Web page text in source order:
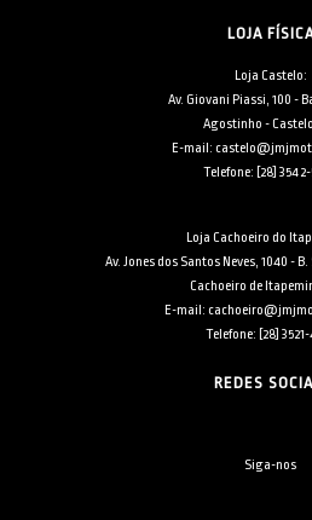
LOJA
Loja Castelo:
Av. Giovani Piassi, 100 -
Agostinho -
E-mail:
Telefone: [28]
Loja Cachoeiro do
Av. Jones dos Santos Neves, 1040 -
Cachoeiro de
E-mail:
Telefone: [28]
REDES
Siga-nos